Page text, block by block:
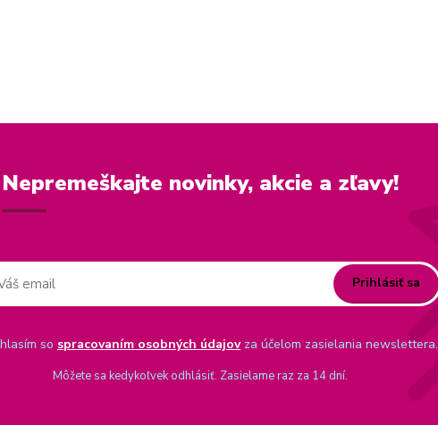
Nepremeškajte novinky, akcie a zľavy!
Prihlásiť sa
so spracovaním osobných údajovza účelom zasielania newslettera.
Môžete sa kedykoľvek odhlásiť. Zasielame raz za 14 dní.